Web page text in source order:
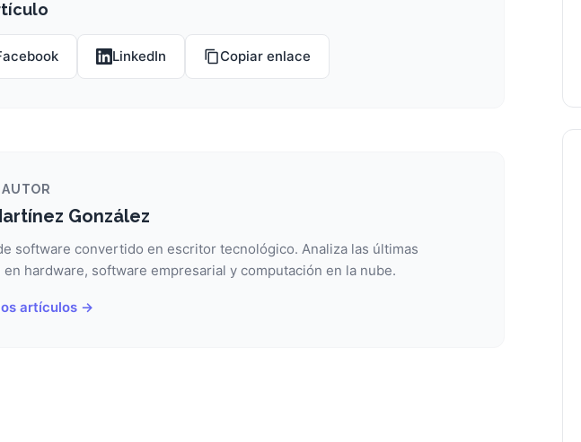
LinkedIn Copiar enlace
González
software convertido en escritor tecnológico. Analiza las últimas
en hardware, software empresarial y computación en la nube.
artículos →